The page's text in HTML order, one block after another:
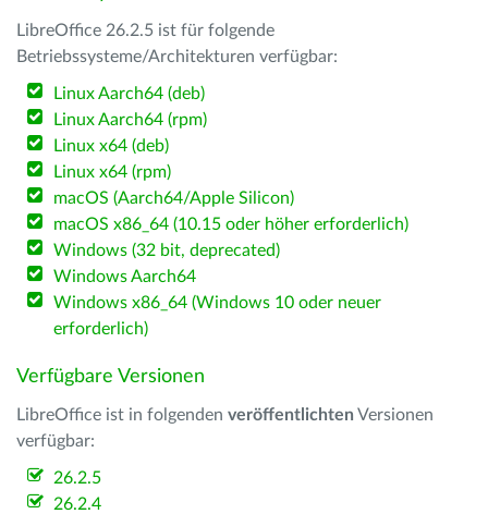
LibreOffice 26.2.5 ist für folgende
Betriebssysteme/Architekturen verfügbar:
Linux Aarch64 (deb)
Linux Aarch64 (rpm)
Linux x64 (deb)
Linux x64 (rpm)
macOS (Aarch64/Apple Silicon)
macOS x86_64 (10.15 oder höher erforderlich)
Windows (32 bit, deprecated)
Windows Aarch64
Windows x86_64 (Windows 10 oder neuer
erforderlich)
Verfügbare Versionen
LibreOffice ist in folgenden veröffentlichten Versionen
verfügbar:
26.2.5
26.2.4